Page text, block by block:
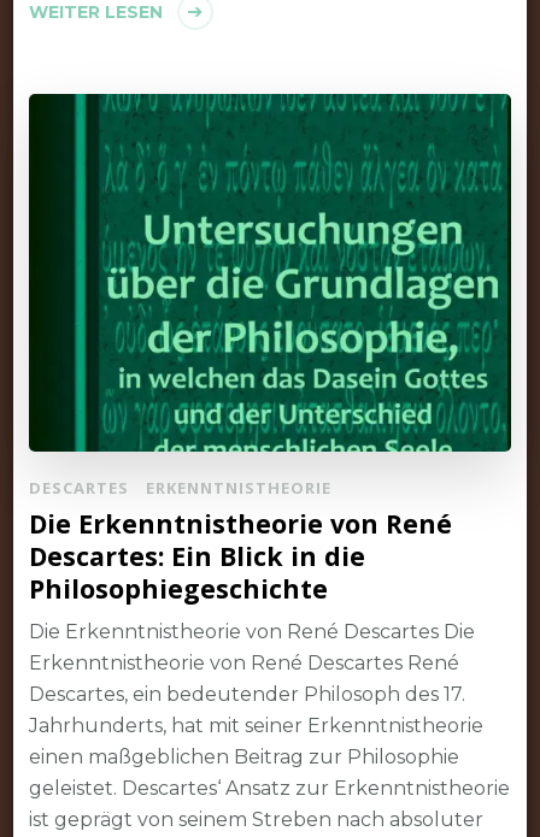
WEITER LESEN
DESCARTES ERKENNTNISTHEORIE
Die Erkenntnistheorie von René
Descartes: Ein Blick in die
Philosophiegeschichte
Die Erkenntnistheorie von René Descartes Die
Erkenntnistheorie von René Descartes René
Descartes, ein bedeutender Philosoph des 17.
Jahrhunderts, hat mit seiner Erkenntnistheorie
einen maßgeblichen Beitrag zur Philosophie
geleistet. Descartes‘ Ansatz zur Erkenntnistheorie
ist geprägt von seinem Streben nach absoluter